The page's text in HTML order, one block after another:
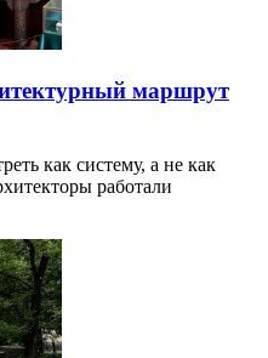
маршрут
как систему, а не как
работали